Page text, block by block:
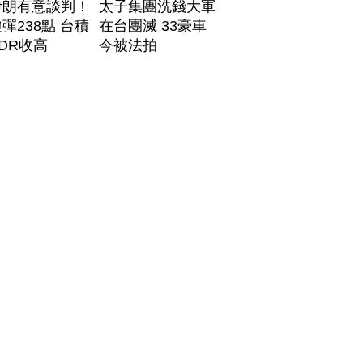
有意談判！
238點 台積
收高
太子集團洗錢大軍
在台團滅 33豪車
今被法拍